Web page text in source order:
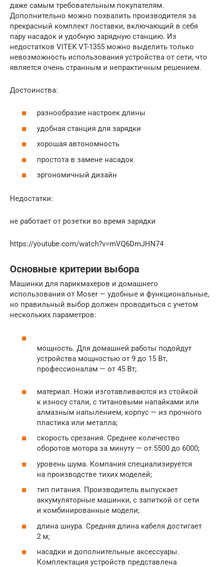
даже самым требовательным покупателям.
Дополнительно можно похвалить производителя за
прекрасный комплект поставки, включающий в себя
пару насадок и удобную зарядную станцию. Из
недостатков VITEK VT-1355 можно выделить только
невозможность использования устройства от сети, что
является очень странным и непрактичным решением.
Достоинства:
разнообразие настроек длины
удобная станция для зарядки
хорошая автономность
простота в замене насадок
эргономичный дизайн
Недостатки:
не работает от розетки во время зарядки
https://youtube.com/watch?v=mVQ6DmJHN74
Основные критерии выбора
Машинки для парикмахеров и домашнего
использования от Moser — удобные и функциональные,
но правильный выбор должен проводиться с учетом
нескольких параметров:
мощность. Для домашней работы подойдут
устройства мощностью от 9 до 15 Вт,
профессионалам — от 45 Вт;
материал. Ножи изготавливаются из стойкой
к износу стали, с титановыми напайками или
алмазным напылением, корпус — из прочного
пластика или металла;
скорость срезания. Среднее количество
оборотов мотора за минуту — от 5500 до 6000;
уровень шума. Компания специализируется
на производстве тихих моделей;
тип питания. Производитель выпускает
аккумуляторные машинки, с запиткой от сети
и комбинированные модели;
длина шнура. Средняя длина кабеля достигает
2 м;
насадки и дополнительные аксессуары.
Комплектация устройств представлена